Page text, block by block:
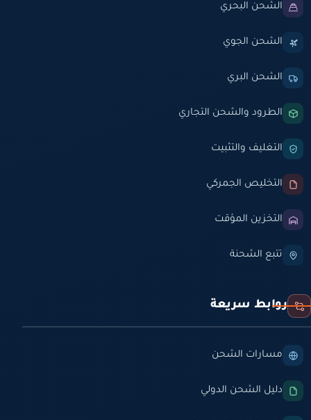
الشحن البحري
الشحن الجوي
الشحن البري
الطرود والشحن التجاري
التغليف والتثبيت
التخليص الجمركي
التخزين المؤقت
تتبع الشحنة
روابط سريعة
مسارات الشحن
دليل الشحن الدولي